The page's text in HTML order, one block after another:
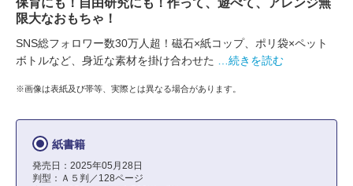
保育にも！自由研究にも！作って、遊べて、アレンジ無
限大なおもちゃ！
SNS総フォロワー数30万人超！磁石×紙コップ、ポリ袋×ペット
ボトルなど、身近な素材を掛け合わせた
…続きを読む
※画像は表紙及び帯等、実際とは異なる場合があります。
紙書籍
発売日：2025年05月28日
判型：Ａ５判／128ページ